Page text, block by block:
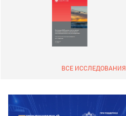
ВСЕ ИССЛЕДОВАНИЯ